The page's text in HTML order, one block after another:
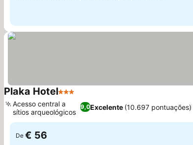
Plaka Hotel3 Estrelas
9,0Excelente (10.697 pontuações)
Acesso central a
sítios arqueológicos
De € 56